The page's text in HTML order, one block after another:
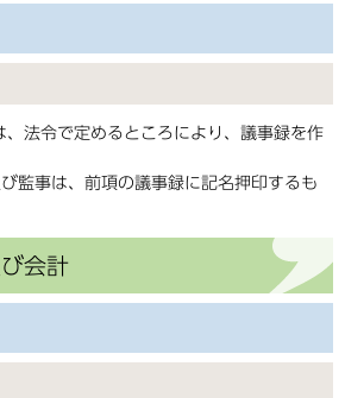
、法令で定めるところにより、議事録を作
監事は、前項の議事録に記名押印するも
会計